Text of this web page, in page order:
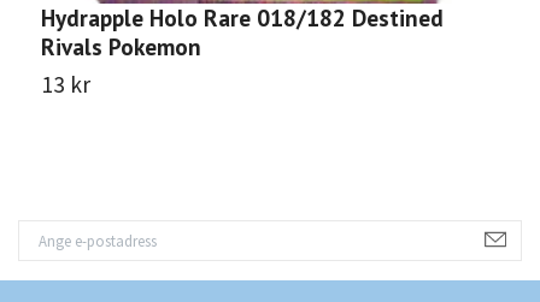
Hydrapple Holo Rare 018/182 Destined
Rivals Pokemon
13 kr